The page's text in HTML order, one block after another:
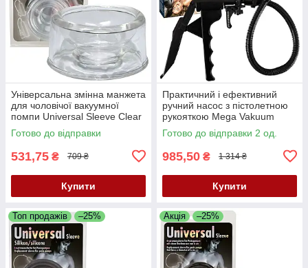
Універсальна змінна манжета
для чоловічої вакуумної
помпи Universal Sleeve Clear
Готово до відправки
531,75 ₴ 709 ₴
Купити
Практичний і ефективний
ручний насос з пістолетною
рукояткою Mega Vakuum
Готово до відправки 2 од.
985,50 ₴ 1 314 ₴
Купити
Топ продажів –25% Акція –25%